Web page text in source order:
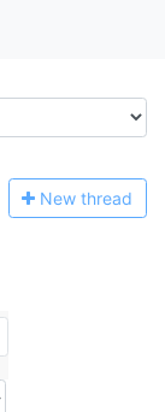
New thread